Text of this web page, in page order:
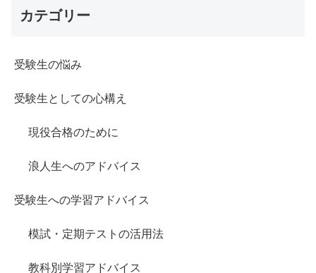
カテゴリー
受験生の悩み
受験生としての心構え
現役合格のために
浪人生へのアドバイス
受験生への学習アドバイス
模試・定期テストの活用法
教科別学習アドバイス